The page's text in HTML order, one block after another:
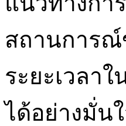
สถานการณ์
ระยะเวลา
ได้อย่างมั่น